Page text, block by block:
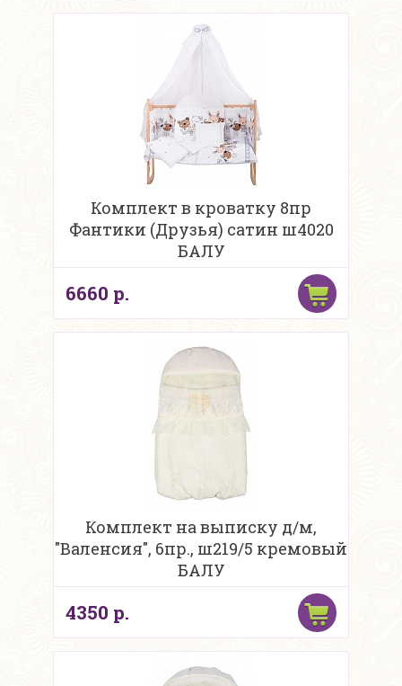
Комплект в кроватку 8пр
Фантики (Друзья) сатин ш4020
БАЛУ
6660 р.
Комплект на выписку д/м,
"Валенсия", 6пр., ш219/5 кремовый
БАЛУ
4350 р.